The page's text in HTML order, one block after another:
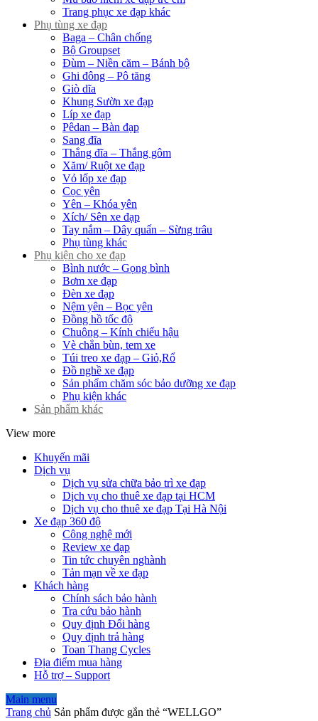
Trang phục xe đạp khác
Phụ tùng xe đạp
Baga – Chân chống
Bộ Groupset
Đùm – Niền căm – Bánh bộ
Ghi đông – Pô tăng
Giò dĩa
Khung Sườn xe đạp
Líp xe đạp
Pêdan – Bàn đạp
Sang đĩa
Thắng đĩa – Thắng gôm
Xăm/ Ruột xe đạp
Vỏ lốp xe đạp
Cọc yên
Yên – Khóa yên
Xích/ Sên xe đạp
Tay nắm – Dây quấn – Sừng trâu
Phụ tùng khác
Phụ kiện cho xe đạp
Bình nước – Gọng bình
Bơm xe đạp
Đèn xe đạp
Nệm yên – Bọc yên
Đồng hồ tốc độ
Chuông – Kính chiếu hậu
Vè chắn bùn, tem xe
Túi treo xe đạp – Giỏ,Rổ
Đồ nghề xe đạp
Sản phẩm chăm sóc bảo dưỡng xe đạp
Phụ kiện khác
Sản phẩm khác
View more
Khuyến mãi
Dịch vụ
Dịch vụ sửa chữa bảo trì xe đạp
Dịch vụ cho thuê xe đạp tại HCM
Dịch vụ cho thuê xe đạp Tại Hà Nội
Xe đạp 360 độ
Công nghệ mới
Review xe đạp
Tin tức chuyên nghành
Tản mạn về xe đạp
Khách hàng
Chính sách bảo hành
Tra cứu bảo hành
Quy định Đổi hàng
Quy định trả hàng
Toan Thang Cycles
Địa điểm mua hàng
Hỗ trợ – Support
Main menu
Trang chủ Sản phẩm được gắn thẻ “WELLGO”